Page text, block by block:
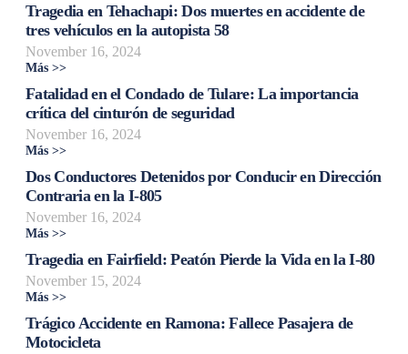
Tragedia en Tehachapi: Dos muertes en accidente de
tres vehículos en la autopista 58
November 16, 2024
Más >>
Fatalidad en el Condado de Tulare: La importancia
crítica del cinturón de seguridad
November 16, 2024
Más >>
Dos Conductores Detenidos por Conducir en Dirección
Contraria en la I-805
November 16, 2024
Más >>
Tragedia en Fairfield: Peatón Pierde la Vida en la I-80
November 15, 2024
Más >>
Trágico Accidente en Ramona: Fallece Pasajera de
Motocicleta